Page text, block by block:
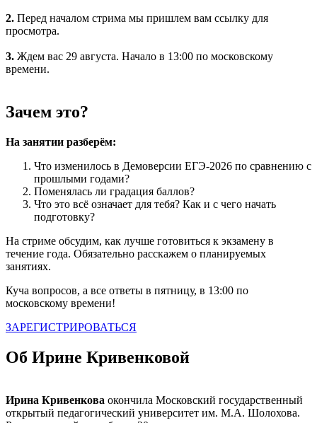
2. Перед началом стрима мы пришлем вам ссылку для
просмотра.
3. Ждем вас 29 августа. Начало в 13:00 по московскому
времени.
Зачем это?
На занятии разберём:
Что изменилось в Демоверсии ЕГЭ-2026 по сравнению с
прошлыми годами?
Поменялась ли градация баллов?
Что это всё означает для тебя? Как и с чего начать
подготовку?
На стриме обсудим, как лучше готовиться к экзамену в
течение года. Обязательно расскажем о планируемых
занятиях.
Куча вопросов, а все ответы в пятницу, в 13:00 по
московскому времени!
ЗАРЕГИСТРИРОВАТЬСЯ
Об Ирине Кривенковой
Ирина Кривенкова окончила Московский государственный
открытый педагогический университет им. М.А. Шолохова.